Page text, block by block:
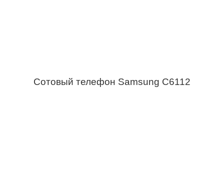
Сотовый телефон Samsung C6112